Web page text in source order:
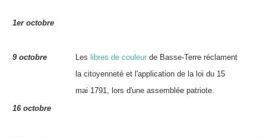
1er octobre
9 octobre Les libres de couleur de Basse-Terre réclament
la citoyenneté et l'application de la loi du 15
mai 1791, lors d'une assemblée patriote.
16 octobre